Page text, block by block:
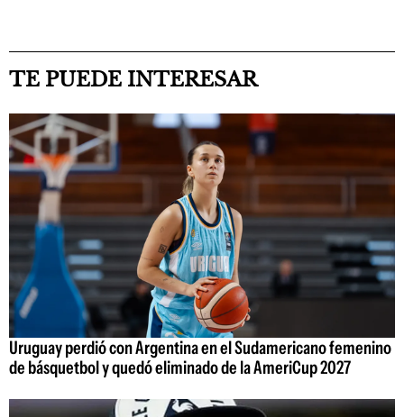
TE PUEDE INTERESAR
Uruguay perdió con Argentina en el Sudamericano femenino
de básquetbol y quedó eliminado de la AmeriCup 2027